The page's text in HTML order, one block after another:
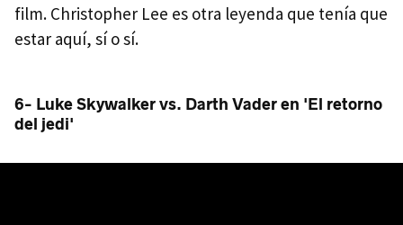
film. Christopher Lee es otra leyenda que tenía que
estar aquí, sí o sí.
6- Luke Skywalker vs. Darth Vader en 'El retorno
del jedi'